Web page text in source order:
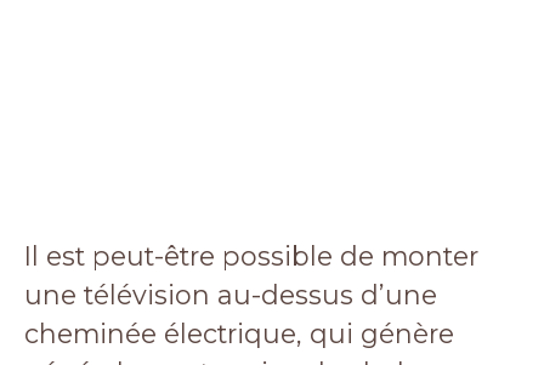
Il est peut-être possible de monter
une télévision au-dessus d’une
cheminée électrique, qui génère